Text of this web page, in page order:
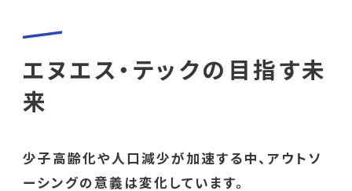
エヌエス・テックの目指す未
来
少子高齢化や人口減少が加速する中、アウトソ
ーシングの意義は変化しています。